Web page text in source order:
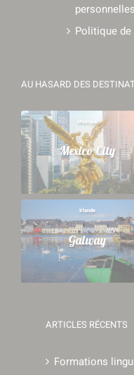
personnelles
Politique
AU HASARD DES
Mexique
Mexico City
Irlande
Galway
ARTICLES RÉCENTS
Formations